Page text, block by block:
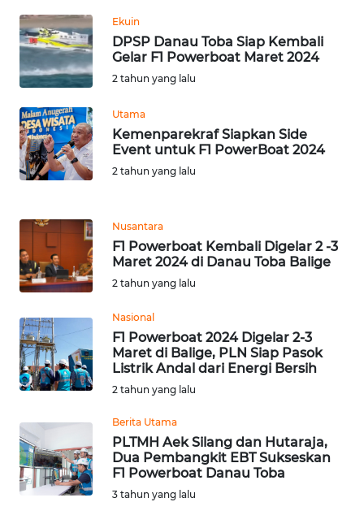
Ekuin
DPSP Danau Toba Siap Kembali
Gelar F1 Powerboat Maret 2024
2 tahun yang lalu
Utama
Kemenparekraf Siapkan Side
Event untuk F1 PowerBoat 2024
2 tahun yang lalu
Nusantara
F1 Powerboat Kembali Digelar 2 -3
Maret 2024 di Danau Toba Balige
2 tahun yang lalu
Nasional
F1 Powerboat 2024 Digelar 2-3
Maret di Balige, PLN Siap Pasok
Listrik Andal dari Energi Bersih
2 tahun yang lalu
Berita Utama
PLTMH Aek Silang dan Hutaraja,
Dua Pembangkit EBT Sukseskan
F1 Powerboat Danau Toba
3 tahun yang lalu
SERAMBI
JAMBI
WN
SULTRA
WN
SULTENG
SULBAR
WN
BABEL
WN
SUMBAR
WN
SUMSEL